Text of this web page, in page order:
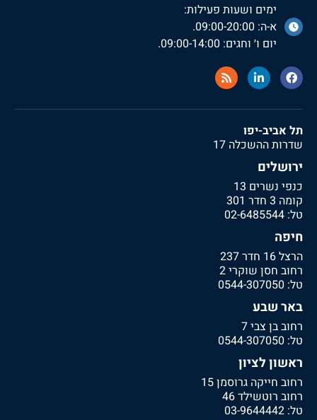
ימים ושעות פעילות:
א-ה: 09:00-20:00.
יום ו׳ וחגים: 09:00-14:00.
תל אביב-יפו
שדרות ההשכלה 17
ירושלים
כנפי נשרים 13
קומה 3 חדר 301
טל: 02-6485544
חיפה
הרצל 16 חדר 237
רחוב חסן שוקרי 2
טל: 0544-307050
באר שבע
רחוב בן צבי 7
טל: 0544-307050
ראשון לציון
רחוב חייקה גרוסמן 15
רחוב רוטשילד 46
טל: 03-9644442